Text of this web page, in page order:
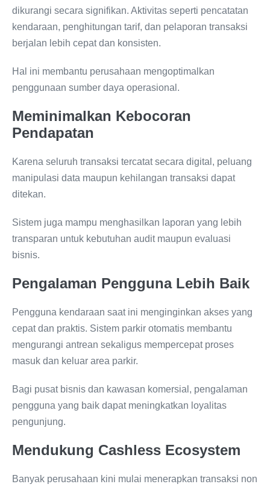
dikurangi secara signifikan. Aktivitas seperti pencatatan
kendaraan, penghitungan tarif, dan pelaporan transaksi
berjalan lebih cepat dan konsisten.
Hal ini membantu perusahaan mengoptimalkan
penggunaan sumber daya operasional.
Meminimalkan Kebocoran
Pendapatan
Karena seluruh transaksi tercatat secara digital, peluang
manipulasi data maupun kehilangan transaksi dapat
ditekan.
Sistem juga mampu menghasilkan laporan yang lebih
transparan untuk kebutuhan audit maupun evaluasi
bisnis.
Pengalaman Pengguna Lebih Baik
Pengguna kendaraan saat ini menginginkan akses yang
cepat dan praktis. Sistem parkir otomatis membantu
mengurangi antrean sekaligus mempercepat proses
masuk dan keluar area parkir.
Bagi pusat bisnis dan kawasan komersial, pengalaman
pengguna yang baik dapat meningkatkan loyalitas
pengunjung.
Mendukung Cashless Ecosystem
Banyak perusahaan kini mulai menerapkan transaksi non